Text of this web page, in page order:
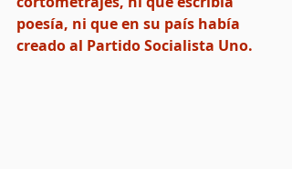
poesía, ni que en su país había
creado al Partido Socialista Uno.